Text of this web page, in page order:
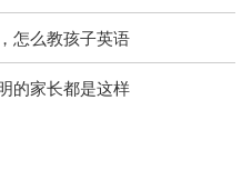
怎么教孩子英语
的家长都是这样